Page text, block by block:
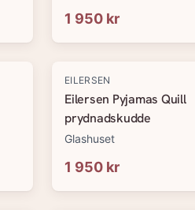
1 950 kr
EILERSEN
Eilersen Pyjamas Quill
prydnadskudde
Glashuset
1 950 kr